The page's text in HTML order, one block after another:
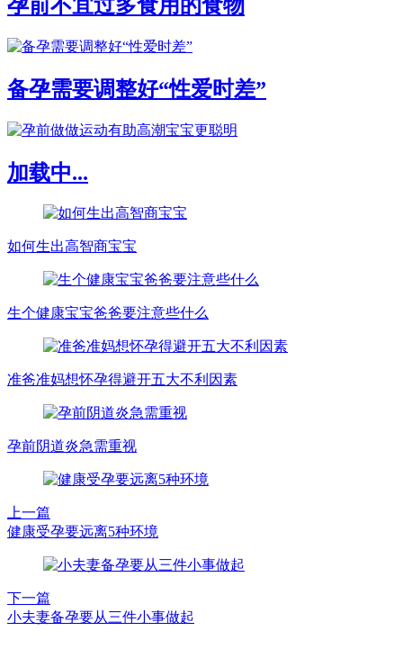
孕前不宜过多食用的食物
备孕需要调整好“性爱时差”
加载中...
如何生出高智商宝宝
生个健康宝宝爸爸要注意些什么
准爸准妈想怀孕得避开五大不利因素
孕前阴道炎急需重视
上一篇
健康受孕要远离5种环境
下一篇
小夫妻备孕要从三件小事做起